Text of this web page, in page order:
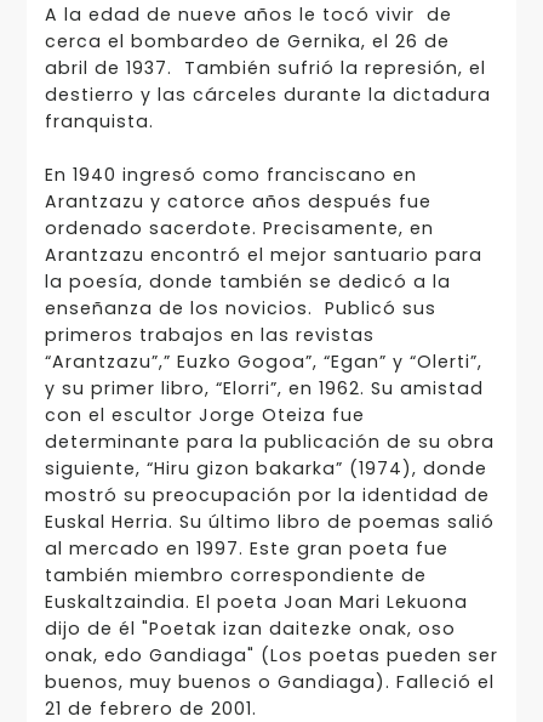
A la edad de nueve años le tocó vivir de
cerca el bombardeo de Gernika, el 26 de
abril de 1937. También sufrió la represión, el
destierro y las cárceles durante la dictadura
franquista.
En 1940 ingresó como franciscano en
Arantzazu y catorce años después fue
ordenado sacerdote. Precisamente, en
Arantzazu encontró el mejor santuario para
la poesía, donde también se dedicó a la
enseñanza de los novicios. Publicó sus
primeros trabajos en las revistas
“Arantzazu”,” Euzko Gogoa”, “Egan” y “Olerti”,
y su primer libro, “Elorri”, en 1962. Su amistad
con el escultor Jorge Oteiza fue
determinante para la publicación de su obra
siguiente, “Hiru gizon bakarka” (1974), donde
mostró su preocupación por la identidad de
Euskal Herria. Su último libro de poemas salió
al mercado en 1997. Este gran poeta fue
también miembro correspondiente de
Euskaltzaindia. El poeta Joan Mari Lekuona
dijo de él "Poetak izan daitezke onak, oso
onak, edo Gandiaga" (Los poetas pueden ser
buenos, muy buenos o Gandiaga). Falleció el
21 de febrero de 2001.